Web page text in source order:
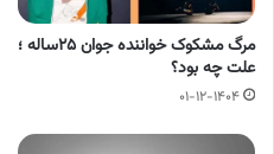
مرگ مشکوک خواننده جوان ۲۵ساله ؛
علت چه بود؟
۰۱-۱۲-۱۴۰۴